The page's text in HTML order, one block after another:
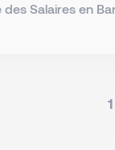
des Salaires en
1